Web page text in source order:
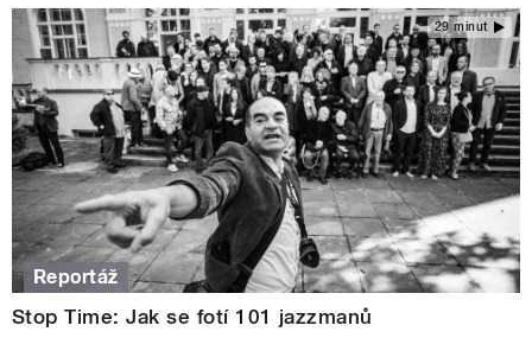
29 minut
Reportáž
Stop Time: Jak se fotí 101 jazzmanů